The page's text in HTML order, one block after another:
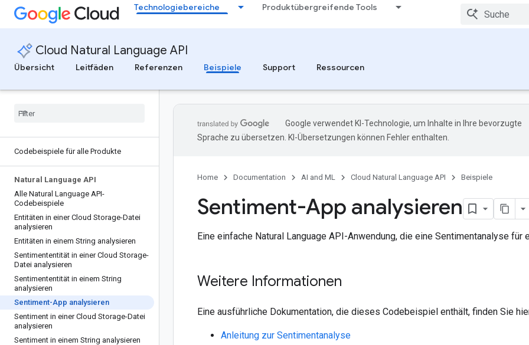
Technologiebereiche Produktübergreifende Tools
Cloud Natural Language API
Übersicht
Leitfäden Referenzen Beispiele Support Ressourcen
Codebeispiele für alle Produkte
Natural Language API
Alle Natural Language API-
Codebeispiele
Entitäten in einer Cloud Storage-Datei
analysieren
Entitäten in einem String analysieren
Sentimententität in einer Cloud Storage-
Datei analysieren
Sentimententität in einem String
analysieren
Sentiment-App analysieren
Sentiment in einer Cloud Storage-Datei
analysieren
Sentiment in einem String analysieren
Google verwendet KI-Technologie, um Inhalte in Ihre bevorzugte
Sprache zu übersetzen. KI-Übersetzungen können Fehler enthalten.
Home Documentation AI and ML Cloud Natural Language API Beispiele
Sentiment-App analysieren
Eine einfache Natural Language API-Anwendung, die eine Sentimentanalyse für
Weitere Informationen
Eine ausführliche Dokumentation, die dieses Codebeispiel enthält, finden Sie
Anleitung zur Sentimentanalyse